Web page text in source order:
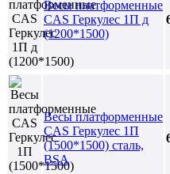
Весы платформенные
CAS Геркулес 1П д
(1200*1500)
Весы платформенные
CAS Геркулес 1П
(1500*1500) сталь,
BSA